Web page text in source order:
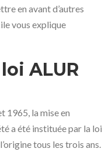
en avant d’autres
vous explique
ALUR
1965, la mise en
a été instituée par la loi
tous les trois ans.